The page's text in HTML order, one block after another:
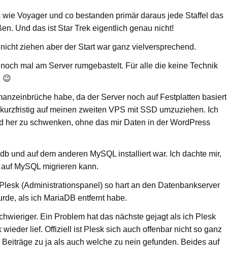
Voyager und co bestanden primär daraus jede Staffel das
Und das ist Star Trek eigentlich genau nicht!
ziehen aber der Start war ganz vielversprechend.
mal am Server rumgebastelt. Für alle die keine Technik
😉
habe, da der Server noch auf Festplatten basiert
auf meinen zweiten VPS mit SSD umzuziehen. Ich
zu schwenken, ohne das mir Daten in der WordPress
und auf dem anderen MySQL installiert war. Ich dachte mir,
MySQL migrieren kann.
(Administrationspanel) so hart an den Datenbankserver
als ich MariaDB entfernt habe.
Ein Problem hat das nächste gejagt als ich Plesk
lief. Offiziell ist Plesk sich auch offenbar nicht so ganz
zu ja als auch welche zu nein gefunden. Beides auf